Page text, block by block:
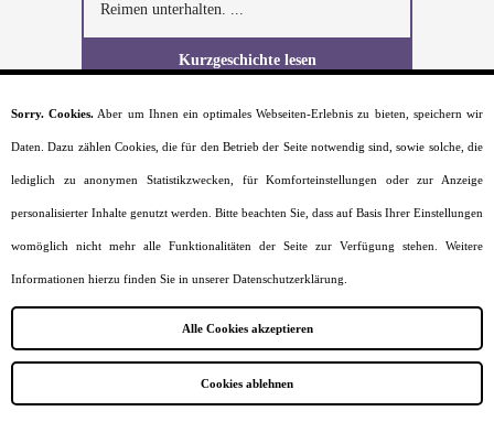
Reimen unterhalten. ...
Kurzgeschichte lesen
Startseite
Moral
Charaktere
Szenarien
Impressum
Datenschutz
Sitemap
Sorry. Cookies. Aber um Ihnen ein optimales Webseiten-Erlebnis zu bieten, speichern wir
Daten. Dazu zählen Cookies, die für den Betrieb der Seite notwendig sind, sowie solche, die
lediglich zu anonymen Statistikzwecken, für Komforteinstellungen oder zur Anzeige
personalisierter Inhalte genutzt werden. Bitte beachten Sie, dass auf Basis Ihrer Einstellungen
womöglich nicht mehr alle Funktionalitäten der Seite zur Verfügung stehen. Weitere
Informationen hierzu finden Sie in unserer Datenschutzerklärung.
Alle Cookies akzeptieren
Cookies ablehnen